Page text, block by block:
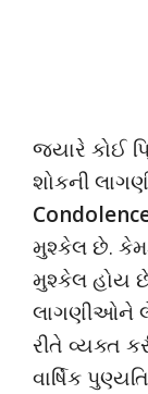
જ્યારે કોઈ
શોકની
મુશ્કેલ છે.
મુશ્કેલ હોય
લાગણીઓને
રીતે વ્યક્ત
વાર્ષિક